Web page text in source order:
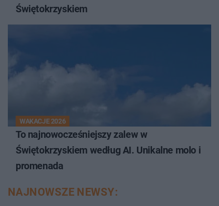
Świętokrzyskiem
WAKACJE 2026
To najnowocześniejszy zalew w
Świętokrzyskiem według AI. Unikalne molo i
promenada
NAJNOWSZE NEWSY: